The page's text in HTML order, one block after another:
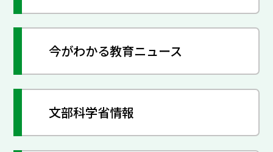
今がわかる教育ニュース
文部科学省情報